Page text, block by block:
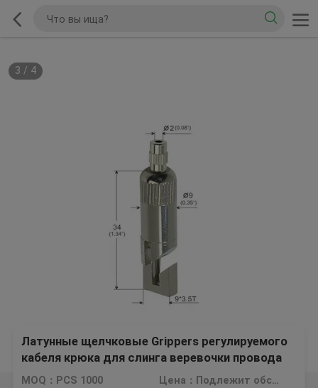
3 / 4
Латунные щелчковые Grippers регулируемого
кабеля крюка для слинга веревочки провода
1.5mm
MOQ：PCS 1000 Цена：Подлежит обсуждению